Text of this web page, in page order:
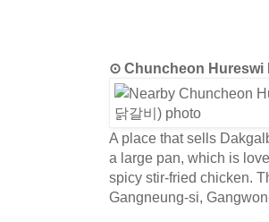
⊙ Chuncheon Hureswi
A place that sells
a large pan, which is
spicy stir-fried chicken.
Gangneung-si,